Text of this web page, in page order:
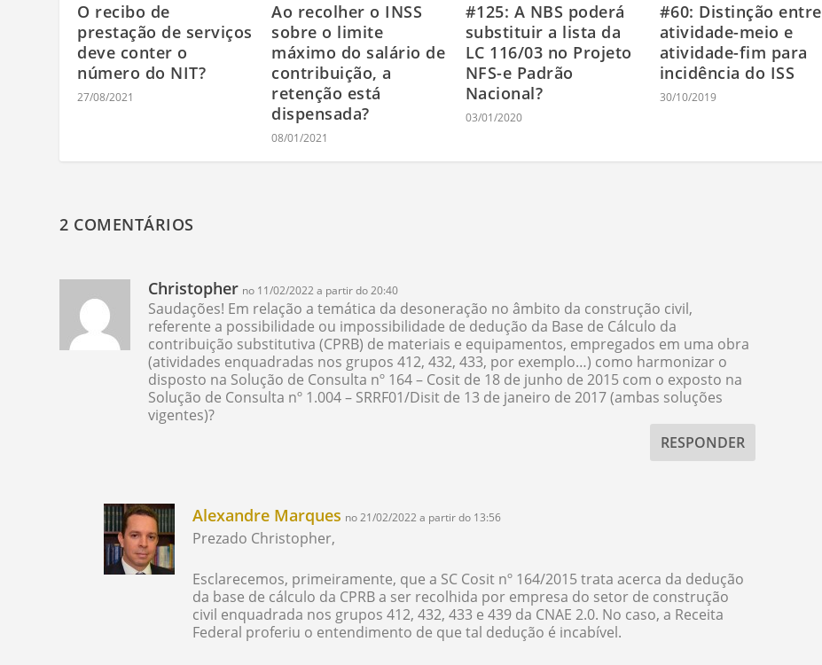
O recibo de
prestação de serviços
deve conter o
número do NIT?
27/08/2021
Ao recolher o INSS
sobre o limite
máximo do salário de
contribuição, a
retenção está
dispensada?
08/01/2021
#125: A NBS poderá
substituir a lista da
LC 116/03 no Projeto
NFS-e Padrão
Nacional?
03/01/2020
#60: Distinção entre
atividade-meio e
atividade-fim para
incidência do ISS
30/10/2019
2 COMENTÁRIOS
Christopher no 11/02/2022 a partir do 20:40
Saudações! Em relação a temática da desoneração no âmbito da construção civil,
referente a possibilidade ou impossibilidade de dedução da Base de Cálculo da
contribuição substitutiva (CPRB) de materiais e equipamentos, empregados em uma obra
(atividades enquadradas nos grupos 412, 432, 433, por exemplo…) como harmonizar o
disposto na Solução de Consulta nº 164 – Cosit de 18 de junho de 2015 com o exposto na
Solução de Consulta nº 1.004 – SRRF01/Disit de 13 de janeiro de 2017 (ambas soluções
vigentes)?
RESPONDER
Alexandre Marques no 21/02/2022 a partir do 13:56
Prezado Christopher,
Esclarecemos, primeiramente, que a SC Cosit nº 164/2015 trata acerca da dedução
da base de cálculo da CPRB a ser recolhida por empresa do setor de construção
civil enquadrada nos grupos 412, 432, 433 e 439 da CNAE 2.0. No caso, a Receita
Federal proferiu o entendimento de que tal dedução é incabível.